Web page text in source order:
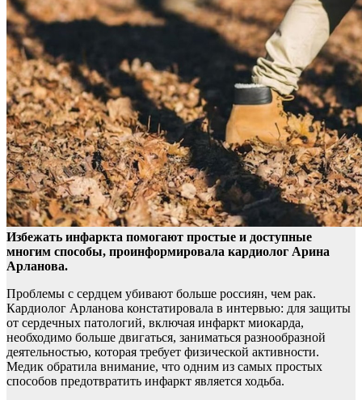
Избежать инфаркта помогают простые и доступные
многим способы, проинформировала кардиолог Арина
Арланова.
Проблемы с сердцем убивают больше россиян, чем рак.
Кардиолог Арланова констатировала в интервью: для защиты
от сердечных патологий, включая инфаркт миокарда,
необходимо больше двигаться, заниматься разнообразной
деятельностью, которая требует физической активности.
Медик обратила внимание, что одним из самых простых
способов предотвратить инфаркт является ходьба.